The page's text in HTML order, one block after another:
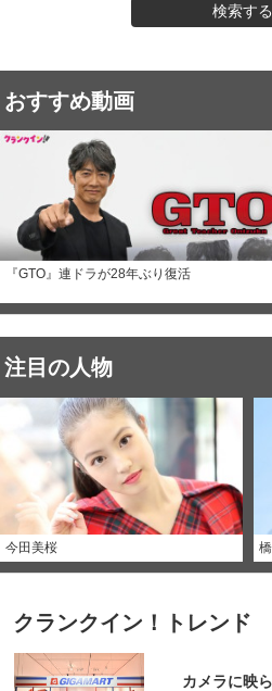
検索する
おすすめ動画
『GTO』連ドラが28年ぶり復活
注目の人物
今田美桜
クランクイン！トレン
カメラに映